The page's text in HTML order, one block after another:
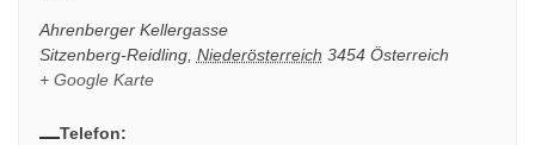
Ahrenberger Kellergasse
Sitzenberg-Reidling, Niederösterreich 3454 Österreich
+ Google Karte
Telefon: